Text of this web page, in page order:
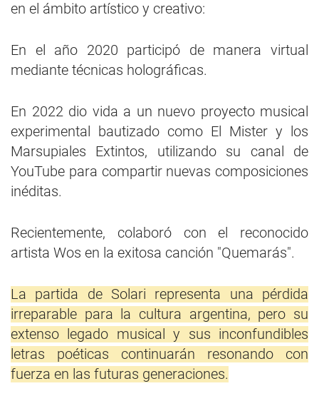
en el ámbito artístico y creativo:
En el año 2020 participó de manera virtual
mediante técnicas holográficas.
En 2022 dio vida a un nuevo proyecto musical
experimental bautizado como El Mister y los
Marsupiales Extintos, utilizando su canal de
YouTube para compartir nuevas composiciones
inéditas.
Recientemente, colaboró con el reconocido
artista Wos en la exitosa canción "Quemarás".
La partida de Solari representa una pérdida
irreparable para la cultura argentina, pero su
extenso legado musical y sus inconfundibles
letras poéticas continuarán resonando con
fuerza en las futuras generaciones.